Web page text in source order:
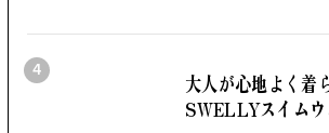
4
大人が心地よく着
SWELLYスイムウ